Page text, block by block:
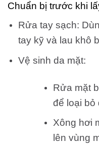
Chuẩn bị trước khi
Rửa tay sạch:
tay kỹ và lau khô
Vệ sinh da mặt:
Rửa mặt
để loại bỏ
Xông hơi
lên vùng